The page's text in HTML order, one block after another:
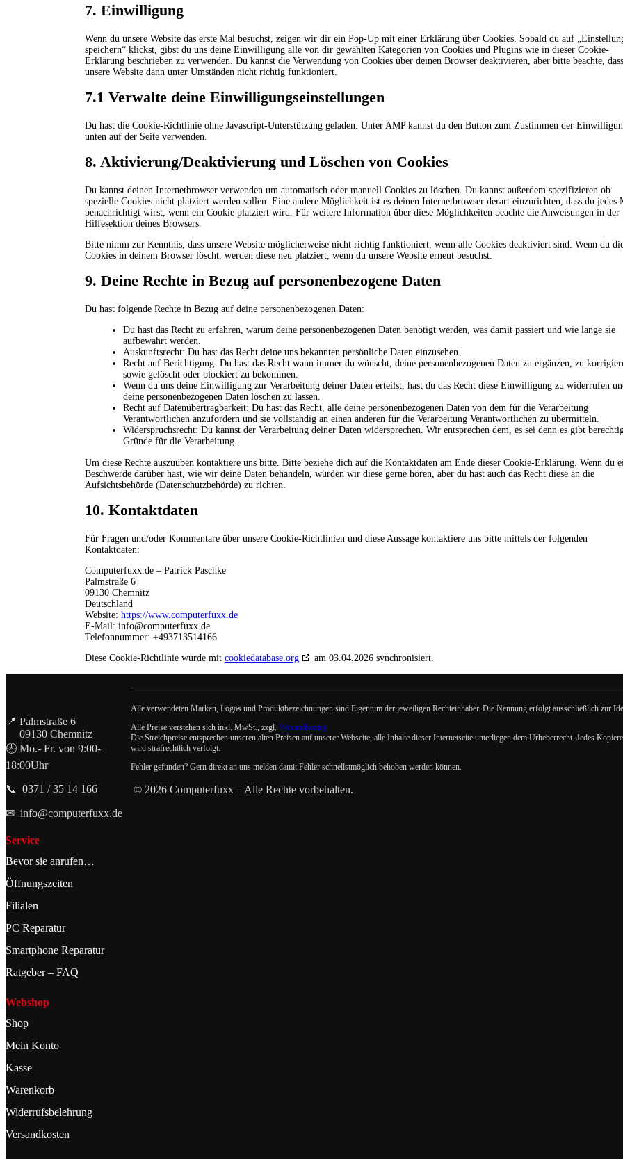
7. Einwilligung
Wenn du unsere Website das erste Mal besuchst, zeigen wir dir ein Pop-Up mit einer Erklärung über Cookies. Sobald du auf
speichern“ klickst, gibst du uns deine Einwilligung alle von dir gewählten Kategorien von Cookies und Plugins wie in dieser Cookie-
Erklärung beschrieben zu verwenden. Du kannst die Verwendung von Cookies über deinen Browser deaktivieren, aber bitte beachte, dass
unsere Website dann unter Umständen nicht richtig funktioniert.
7.1 Verwalte deine Einwilligungseinstellungen
Du hast die Cookie-Richtlinie ohne Javascript-Unterstützung geladen. Unter AMP kannst du den Button zum Zustimmen der
unten auf der Seite verwenden.
8. Aktivierung/Deaktivierung und Löschen von Cookies
Du kannst deinen Internetbrowser verwenden um automatisch oder manuell Cookies zu löschen. Du kannst außerdem spezifizieren ob
spezielle Cookies nicht platziert werden sollen. Eine andere Möglichkeit ist es deinen Internetbrowser derart einzurichten, dass du jedes
benachrichtigt wirst, wenn ein Cookie platziert wird. Für weitere Information über diese Möglichkeiten beachte die Anweisungen in der
Hilfesektion deines Browsers.
Bitte nimm zur Kenntnis, dass unsere Website möglicherweise nicht richtig funktioniert, wenn alle Cookies deaktiviert sind. Wenn du
Cookies in deinem Browser löscht, werden diese neu platziert, wenn du unsere Website erneut besuchst.
9. Deine Rechte in Bezug auf personenbezogene Daten
Du hast folgende Rechte in Bezug auf deine personenbezogenen Daten:
Du hast das Recht zu erfahren, warum deine personenbezogenen Daten benötigt werden, was damit passiert und wie lange sie
aufbewahrt werden.
Auskunftsrecht: Du hast das Recht deine uns bekannten persönliche Daten einzusehen.
Recht auf Berichtigung: Du hast das Recht wann immer du wünscht, deine personenbezogenen Daten zu ergänzen, zu
sowie gelöscht oder blockiert zu bekommen.
Wenn du uns deine Einwilligung zur Verarbeitung deiner Daten erteilst, hast du das Recht diese Einwilligung zu widerrufen
deine personenbezogenen Daten löschen zu lassen.
Recht auf Datenübertragbarkeit: Du hast das Recht, alle deine personenbezogenen Daten von dem für die Verarbeitung
Verantwortlichen anzufordern und sie vollständig an einen anderen für die Verarbeitung Verantwortlichen zu übermitteln.
Widerspruchsrecht: Du kannst der Verarbeitung deiner Daten widersprechen. Wir entsprechen dem, es sei denn es gibt
Gründe für die Verarbeitung.
Um diese Rechte auszuüben kontaktiere uns bitte. Bitte beziehe dich auf die Kontaktdaten am Ende dieser Cookie-Erklärung. Wenn du
Beschwerde darüber hast, wie wir deine Daten behandeln, würden wir diese gerne hören, aber du hast auch das Recht diese an die
Aufsichtsbehörde (Datenschutzbehörde) zu richten.
10. Kontaktdaten
Für Fragen und/oder Kommentare über unsere Cookie-Richtlinien und diese Aussage kontaktiere uns bitte mittels der folgenden
Kontaktdaten:
Computerfuxx.de – Patrick Paschke
Palmstraße 6
09130 Chemnitz
Deutschland
Website: https://www.computerfuxx.de
E-Mail: info@computerfuxx.de
Telefonnummer: +493713514166
Diese Cookie-Richtlinie wurde mit cookiedatabase.org am 03.04.2026 synchronisiert.
📍 Palmstraße 6
09130 Chemnitz
🕗 Mo.- Fr. von 9:00-
18:00Uhr
📞 0371 / 35 14 166
✉ info@computerfuxx.de
Service
Bevor sie anrufen…
Öffnungszeiten
Filialen
PC Reparatur
Smartphone Reparatur
Ratgeber – FAQ
Webshop
Shop
Mein Konto
Kasse
Warenkorb
Widerrufsbelehrung
Versandkosten
Alle verwendeten Marken, Logos und Produktbezeichnungen sind Eigentum der jeweiligen Rechteinhaber. Die Nennung erfolgt ausschließlich zur
Alle Preise verstehen sich inkl. MwSt., zzgl. Versandkosten
Die Streichpreise entsprechen unseren alten Preisen auf unserer Webseite, alle Inhalte dieser Internetseite unterliegen dem Urheberrecht. Jedes
wird strafrechtlich verfolgt.
Fehler gefunden? Gern direkt an uns melden damit Fehler schnellstmöglich behoben werden können.
© 2026 Computerfuxx – Alle Rechte vorbehalten.